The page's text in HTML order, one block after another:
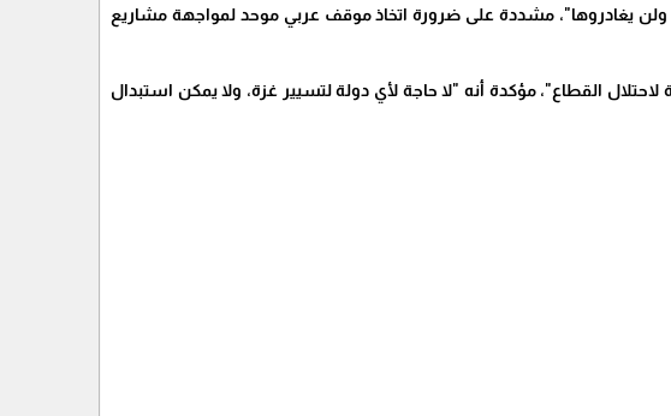
يغادروها"، مشددة على ضرورة اتخاذ موقف عربي موحد لمواجهة مشاريع
القطاع"، مؤكدة أنه "لا حاجة لأي دولة لتسيير غزة، ولا يمكن استبدال